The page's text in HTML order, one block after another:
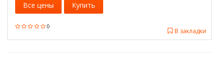
0
В закладки
Все цены Купить